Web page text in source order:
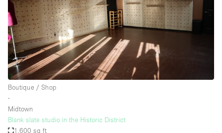
Boutique / Shop
∙
Midtown
Blank slate studio in the Historic District
1,600 sq ft